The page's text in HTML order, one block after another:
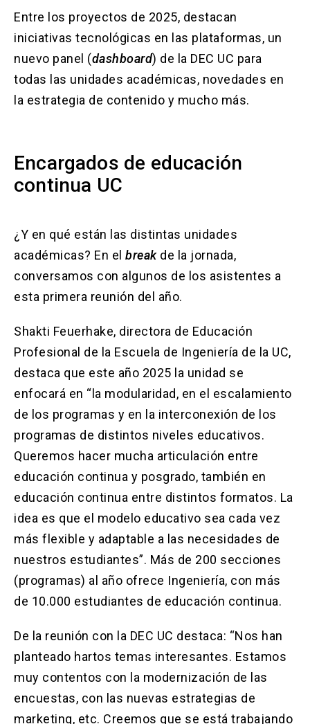
Entre los proyectos de 2025, destacan
iniciativas tecnológicas en las plataformas, un
nuevo panel (dashboard) de la DEC UC para
todas las unidades académicas, novedades en
la estrategia de contenido y mucho más.
Encargados de educación
continua UC
¿Y en qué están las distintas unidades
académicas? En el breakde la jornada,
conversamos con algunos de los asistentes a
esta primera reunión del año.
Shakti Feuerhake, directora de Educación
Profesional de la Escuela de Ingeniería de la UC,
destaca que este año 2025 la unidad se
enfocará en “la modularidad, en el escalamiento
de los programas y en la interconexión de los
programas de distintos niveles educativos.
Queremos hacer mucha articulación entre
educación continua y posgrado, también en
educación continua entre distintos formatos. La
idea es que el modelo educativo sea cada vez
más flexible y adaptable a las necesidades de
nuestros estudiantes”. Más de 200 secciones
(programas) al año ofrece Ingeniería, con más
de 10.000 estudiantes de educación continua.
De la reunión con la DEC UC destaca: “Nos han
planteado hartos temas interesantes. Estamos
muy contentos con la modernización de las
encuestas, con las nuevas estrategias de
marketing, etc. Creemos que se está trabajando